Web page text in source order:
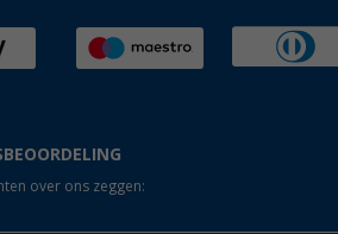
over ons zeggen: